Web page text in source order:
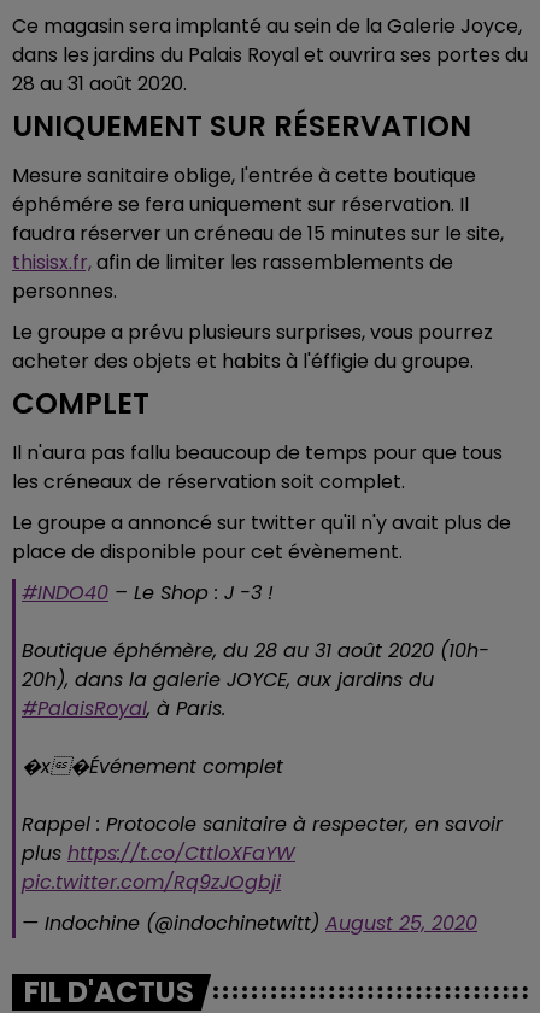
Ce magasin sera implanté au sein de la Galerie Joyce,
dans les jardins du Palais Royal et ouvrira ses portes du
28 au 31 août 2020.
UNIQUEMENT SUR RÉSERVATION
Mesure sanitaire oblige, l'entrée à cette boutique
éphémére se fera uniquement sur réservation. Il
faudra réserver un créneau de 15 minutes sur le site,
thisisx.fr,afin de limiter les rassemblements de
personnes.
Le groupe a prévu plusieurs surprises, vous pourrez
acheter des objets et habits à l'éffigie du groupe.
COMPLET
Il n'aura pas fallu beaucoup de temps pour que tous
les créneaux de réservation soit complet.
Le groupe a annoncé sur twitter qu'il n'y avait plus de
place de disponible pour cet évènement.
#INDO40 – Le Shop : J -3 !
Boutique éphémère, du 28 au 31 août 2020 (10h-
20h), dans la galerie JOYCE, aux jardins du
#PalaisRoyal, à Paris.
�x�Événement complet
Rappel : Protocole sanitaire à respecter, en savoir
plus https://t.co/CttloXFaYW
pic.twitter.com/Rq9zJOgbji
— Indochine (@indochinetwitt) August 25, 2020
FIL D'ACTUS